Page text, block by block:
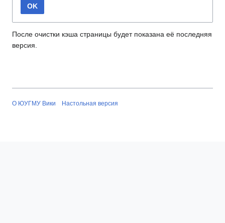
OK
После очистки кэша страницы будет показана её последняя
версия.
О ЮУГМУ Вики Настольная версия